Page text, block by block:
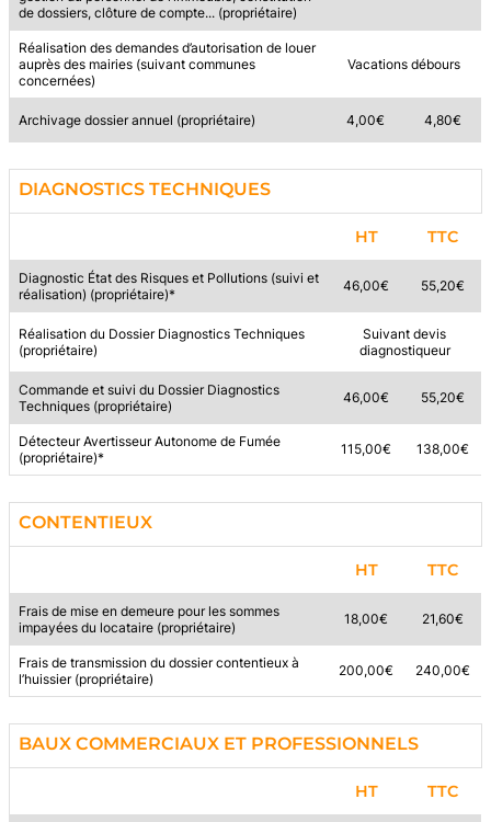
de dossiers, clôture de compte... (propriétaire)
Réalisation des demandes d’autorisation de louer
auprès des mairies (suivant communes
concernées)
Vacations débours
Archivage dossier annuel (propriétaire) 4,00€ 4,80€
DIAGNOSTICS TECHNIQUES
HT TTC
Diagnostic État des Risques et Pollutions (suivi et
réalisation) (propriétaire)*
46,00€ 55,20€
Réalisation du Dossier Diagnostics Techniques
(propriétaire)
Suivant devis
diagnostiqueur
Commande et suivi du Dossier Diagnostics
Techniques (propriétaire)
46,00€ 55,20€
Détecteur Avertisseur Autonome de Fumée
(propriétaire)*
115,00€ 138,00€
CONTENTIEUX
HT TTC
Frais de mise en demeure pour les sommes
impayées du locataire (propriétaire)
18,00€ 21,60€
Frais de transmission du dossier contentieux à
l’huissier (propriétaire)
200,00€ 240,00€
BAUX COMMERCIAUX ET PROFESSIONNELS
HT TTC